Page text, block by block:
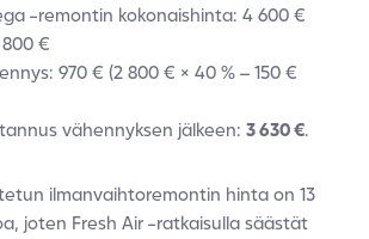
-remontin kokonaishinta: 4 600 €
€
970 € (2 800 € × 40 % – 150 €
vähennyksen jälkeen: 3 630 €.
ilmanvaihtoremontin hinta on 13
joten Fresh Air -ratkaisulla säästät